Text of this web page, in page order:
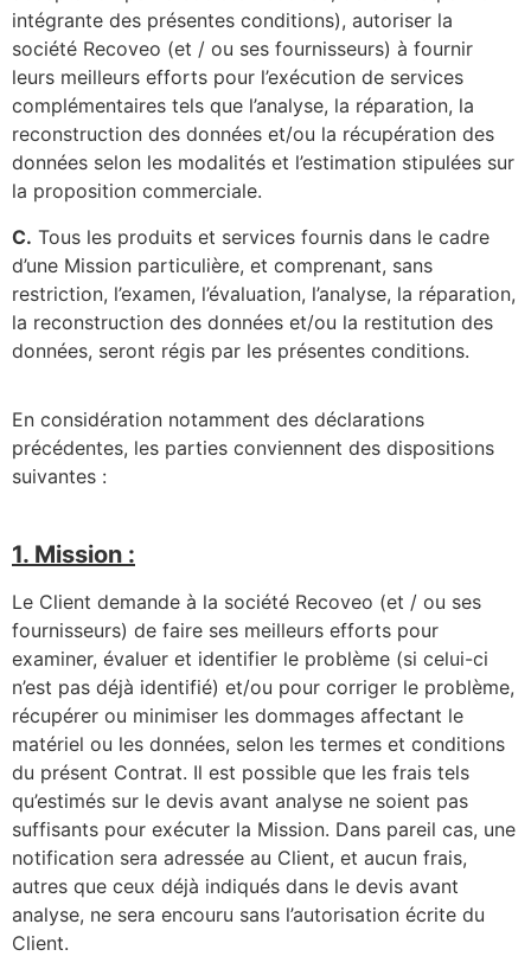
intégrante des présentes conditions), autoriser la
société Recoveo (et / ou ses fournisseurs) à fournir
leurs meilleurs efforts pour l’exécution de services
complémentaires tels que l’analyse, la réparation, la
reconstruction des données et/ou la récupération des
données selon les modalités et l’estimation stipulées sur
la proposition commerciale.
C. Tous les produits et services fournis dans le cadre
d’une Mission particulière, et comprenant, sans
restriction, l’examen, l’évaluation, l’analyse, la réparation,
la reconstruction des données et/ou la restitution des
données, seront régis par les présentes conditions.
En considération notamment des déclarations
précédentes, les parties conviennent des dispositions
suivantes :
1. Mission :
Le Client demande à la société Recoveo (et / ou ses
fournisseurs) de faire ses meilleurs efforts pour
examiner, évaluer et identifier le problème (si celui-ci
n’est pas déjà identifié) et/ou pour corriger le problème,
récupérer ou minimiser les dommages affectant le
matériel ou les données, selon les termes et conditions
du présent Contrat. Il est possible que les frais tels
qu’estimés sur le devis avant analyse ne soient pas
suffisants pour exécuter la Mission. Dans pareil cas, une
notification sera adressée au Client, et aucun frais,
autres que ceux déjà indiqués dans le devis avant
analyse, ne sera encouru sans l’autorisation écrite du
Client.